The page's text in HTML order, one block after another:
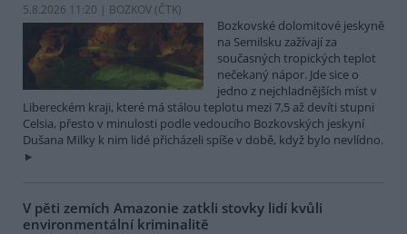
5.8.2026 11:20 | BOZKOV (ČTK)
Bozkovské dolomitové jeskyně
na Semilsku zažívají za
současných tropických teplot
nečekaný nápor. Jde sice o
jedno z nejchladnějších míst v
Libereckém kraji, které má stálou teplotu mezi 7,5 až devíti stupni
Celsia, přesto v minulosti podle vedoucího Bozkovských jeskyní
Dušana Milky k nim lidé přicházeli spíše v době, když bylo nevlídno.
V pěti zemích Amazonie zatkli stovky lidí kvůli
environmentální kriminalitě